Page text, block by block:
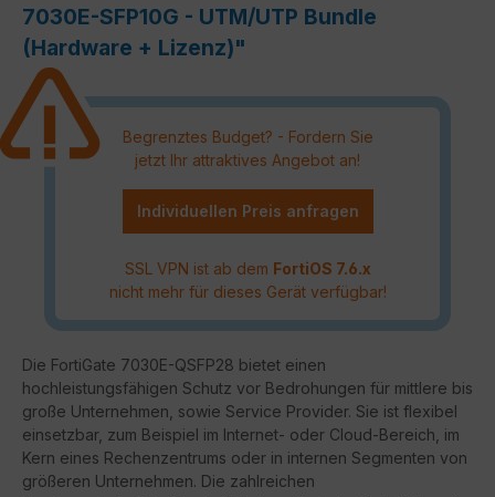
7030E-SFP10G - UTM/UTP Bundle
(Hardware + Lizenz)"
Begrenztes Budget? - Fordern Sie
jetzt Ihr attraktives Angebot an!
Individuellen Preis anfragen
SSL VPN ist ab dem FortiOS 7.6.x
nicht mehr für dieses Gerät verfügbar!
Die FortiGate 7030E-QSFP28 bietet einen
hochleistungsfähigen Schutz vor Bedrohungen für mittlere bis
große Unternehmen, sowie Service Provider. Sie ist flexibel
einsetzbar, zum Beispiel im Internet- oder Cloud-Bereich, im
Kern eines Rechenzentrums oder in internen Segmenten von
größeren Unternehmen. Die zahlreichen